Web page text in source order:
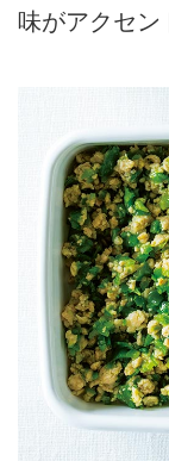
味がアクセン